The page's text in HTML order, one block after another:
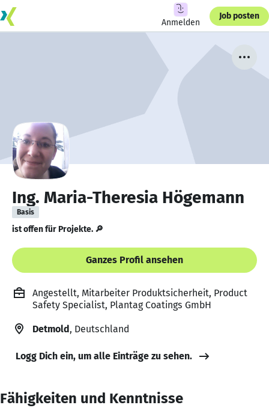
Anmelden
Job posten
Ing. Maria-Theresia Högemann
Basis
ist offen für Projekte. 🔎
Ganzes Profil ansehen
Angestellt, Mitarbeiter Produktsicherheit, Product
Safety Specialist, Plantag Coatings GmbH
Detmold, Deutschland
Logg Dich ein, um alle Einträge zu sehen.
Fähigkeiten und Kenntnisse